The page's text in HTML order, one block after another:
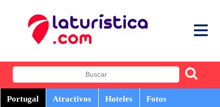
Portugal Atractivos Hoteles Fotos